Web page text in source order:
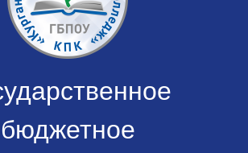
бюджетное